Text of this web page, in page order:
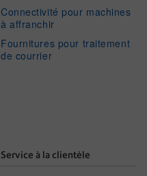
Connectivité pour machines
à affranchir
Fournitures pour traitement
de courrier
Service à la clientèle